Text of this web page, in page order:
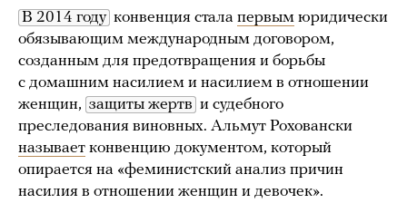
В 2014 году конвенция стала первым юридически
обязывающим международным договором,
созданным для предотвращения и борьбы
с домашним насилием и насилием в отношении
женщин, защиты жертв и судебного
преследования виновных. Альмут Роховански
называет конвенцию документом, который
опирается на «феминистский анализ причин
насилия в отношении женщин и девочек».